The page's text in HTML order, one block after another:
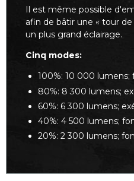
Il est même possible
afin de bâtir une « tour
un plus grand éclairage.
Cinq modes:
100%: 10 000
80%: 8 300 lumens;
60%: 6 300 lumens;
40%: 4 500 lumens;
20%: 2 300 lumens;